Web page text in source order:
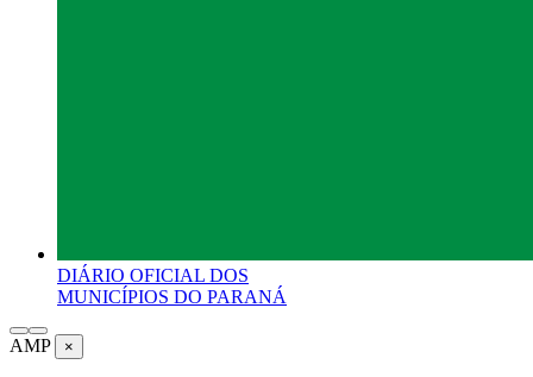
DIÁRIO OFICIAL DOS
MUNICÍPIOS DO PARANÁ
AMP ×